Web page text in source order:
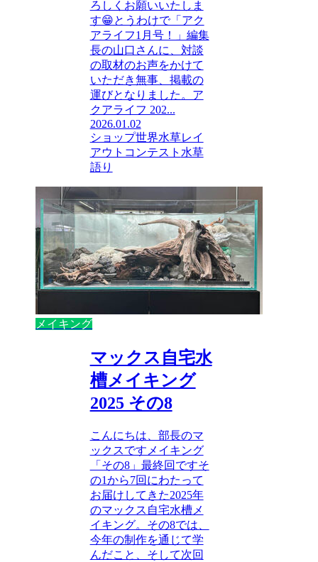
ろしくお願いいたしま
す😁とうわけで「アク
アライフ1月号！」編集
長の山口さんに、対談
の取材のお声をかけて
いただき無事、掲載の
運びとなりました。ア
クアライフ 202...
2026.01.02
ショップ世界水草レイ
アウトコンテスト 水草
語り
メイキング
マックス自宅水
槽メイキング
2025 その8
こんにちは、部長のマ
ックスですメイキング
「その8」最終回ですそ
の1から7回にわたって
お届けしてきた2025年
のマックス自宅水槽メ
イキング。その8では、
今年の制作を通じて学
んだこと、そして次回